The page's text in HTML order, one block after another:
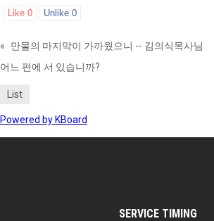
Like 0 Unlike 0
«
만물의 마지막이 가까웠으니 -- 김의식목사님
어느 편에 서 있습니까?
List
Powered by KBoard
SERVICE TIMING